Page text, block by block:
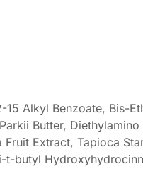
Alkyl Benzoate, Bis-
Butter,
Extract, Tapioca
butyl